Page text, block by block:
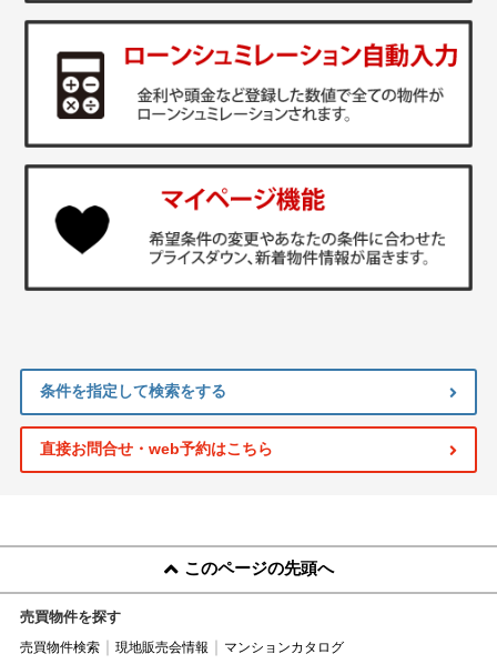
条件を指定して検索をする
直接お問合せ・web予約はこちら
このページの先頭へ
売買物件を探す
売買物件検索 現地販売会情報 マンションカタログ